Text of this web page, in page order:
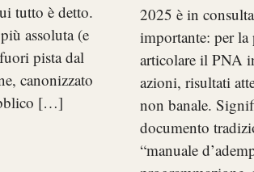
tutto è detto.
assoluta (e
pista dal
canonizzato
[…]
2025 è in
importante: per
articolare il PNA
azioni, risultati
non banale.
documento
“manuale